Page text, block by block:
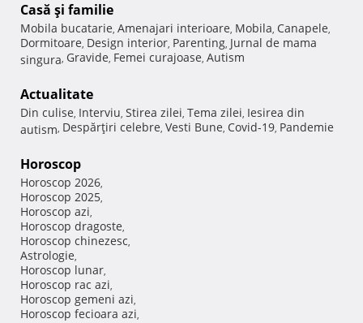
Casă şi familie
Mobila bucatarie, Amenajari interioare, Mobila, Canapele,
Dormitoare, Design interior, Parenting, Jurnal de mama
singura, Gravide, Femei curajoase, Autism
Actualitate
Din culise, Interviu, Stirea zilei, Tema zilei, Iesirea din
autism, Despărţiri celebre, Vesti Bune, Covid-19, Pandemie
Horoscop
Horoscop 2026,
Horoscop 2025,
Horoscop azi,
Horoscop dragoste,
Horoscop chinezesc,
Astrologie,
Horoscop lunar,
Horoscop rac azi,
Horoscop gemeni azi,
Horoscop fecioara azi,